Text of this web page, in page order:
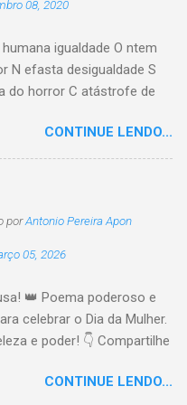
08, 2020
igualdade O ntem
N efasta desigualdade S
do horror C atástrofe de
sempre linda C ultura
na cidadania A gentes
CONTINUE LENDO...
porAntonio Pereira Apon
05, 2026
👑 Poema poderoso e
celebrar o Dia da Mulher.
e poder! 👇 Compartilhe
poema/música é uma
CONTINUE LENDO...